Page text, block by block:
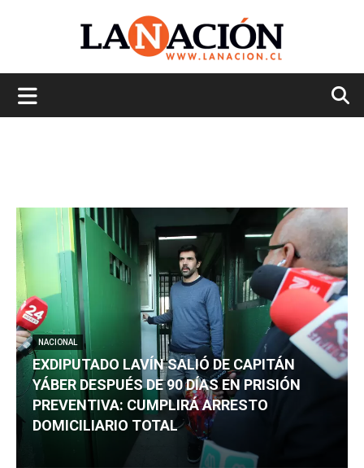
NACIONAL
EXDIPUTADO LAVÍN SALIÓ DE CAPITÁN
YÁBER DESPUÉS DE 90 DÍAS EN PRISIÓN
PREVENTIVA: CUMPLIRÁ ARRESTO
DOMICILIARIO TOTAL